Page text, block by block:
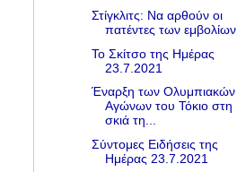
Στίγκλιτς: Να αρθούν οι
πατέντες των εμβολίων
Το Σκίτσο της Ημέρας
23.7.2021
Έναρξη των Ολυμπιακών
Αγώνων του Τόκιο στη
σκιά τη...
Σύντομες Ειδήσεις της
Ημέρας 23.7.2021